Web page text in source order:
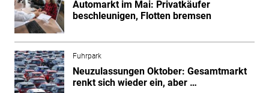
Automarkt im Mai: Privatkäufer
beschleunigen, Flotten bremsen
Fuhrpark
Neuzulassungen Oktober: Gesamtmarkt
renkt sich wieder ein, aber …